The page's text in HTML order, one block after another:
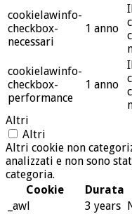
cookielawinfo-
checkbox-
necessari
1 anno
cookielawinfo-
checkbox-
performance
1 anno
Altri
Altri
Altri cookie non
analizzati e non sono
categoria.
Cookie
Durata
_awl
3 years